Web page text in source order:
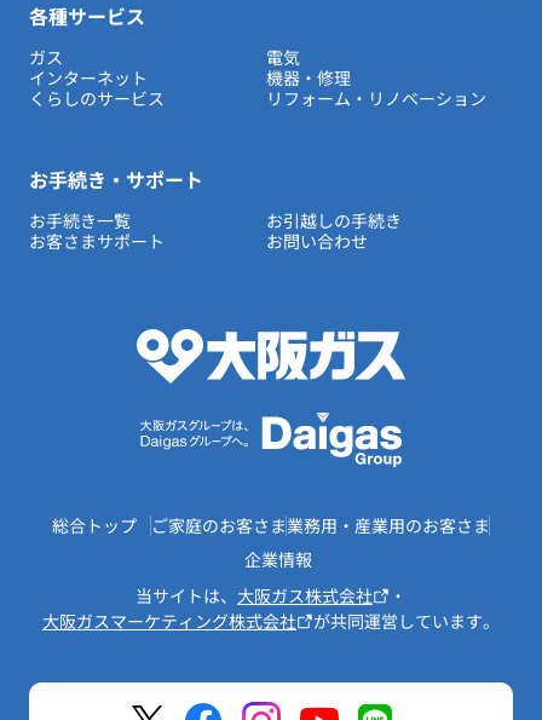
各種サービス
ガス
電気
インターネット
機器・修理
くらしのサービス
リフォーム・リノベーション
お手続き・サポート
お手続き一覧
お引越しの手続き
お客さまサポート
お問い合わせ
総合トップ ご家庭のお客さま業務用・産業用のお客さま
企業情報
当サイトは、 大阪ガス株式会社
・
大阪ガスマーケティング株式会社
が共同運営しています。